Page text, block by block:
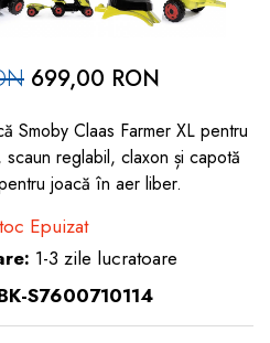
699,00 RON
Smoby Claas Farmer XL pentru
reglabil, claxon și capotă
joacă în aer liber.
Epuizat
1-3 zile lucratoare
S7600710114